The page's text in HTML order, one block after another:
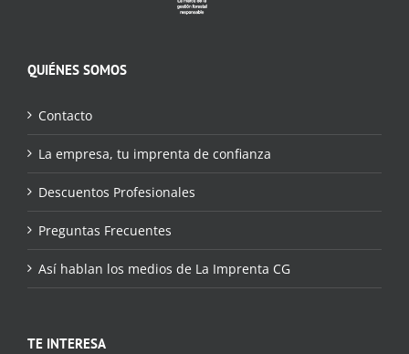
QUIÉNES SOMOS
Contacto
La empresa, tu imprenta de confianza
Descuentos Profesionales
Preguntas Frecuentes
Así hablan los medios de La Imprenta CG
TE INTERESA